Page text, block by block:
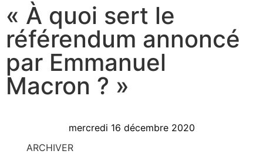
« À quoi sert le
référendum annoncé
par Emmanuel
Macron ? »
mercredi 16 décembre 2020
ARCHIVER